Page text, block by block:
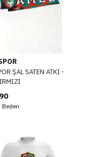
ŞAL SATEN ATKI -
Beden